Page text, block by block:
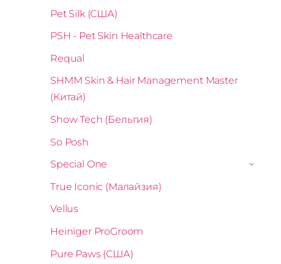
Pet Silk (США)
PSH - Pet Skin Healthcare
Requal
SHMM Skin & Hair Management Master
(Китай)
Show Tech (Бельгия)
So Posh
Special One
›
True Iconic (Малайзия)
Vellus
Heiniger ProGroom
Pure Paws (США)